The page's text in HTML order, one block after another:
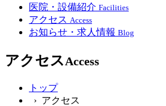
医院・設備紹介 Facilities
アクセス Access
お知らせ・求人情報 Blog
アクセスAccess
トップ
› アクセス